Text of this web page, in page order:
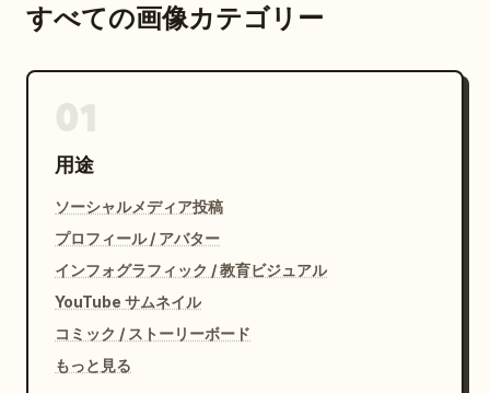
すべての画像カテゴリー
用途
ソーシャルメディア投稿
プロフィール / アバター
インフォグラフィック / 教育ビジュアル
YouTube サムネイル
コミック / ストーリーボード
もっと見る